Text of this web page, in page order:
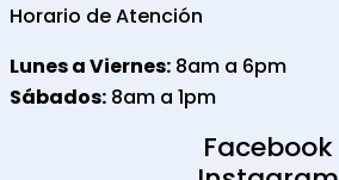
Horario de Atención
Lunes a Viernes: 8am a 6pm
Sábados: 8am a 1pm
Facebook